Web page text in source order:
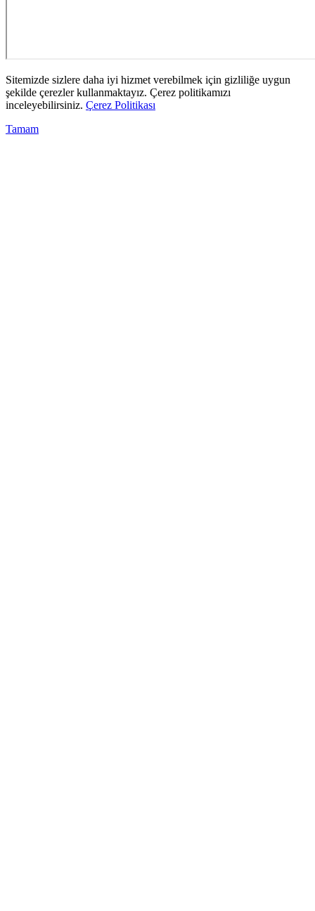
Sitemizde sizlere daha iyi hizmet verebilmek için gizliliğe uygun
şekilde çerezler kullanmaktayız. Çerez politikamızı
inceleyebilirsiniz. Çerez Politikası
Tamam